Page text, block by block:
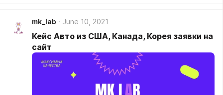
результат. Правда маленькая порравка! С FB
трафик гоните сразу на сайт, иначе будет
маленькая конверсия.
mk_lab June 10, 2021
Кейс Авто из США, Канада, Корея заявки на
сайт